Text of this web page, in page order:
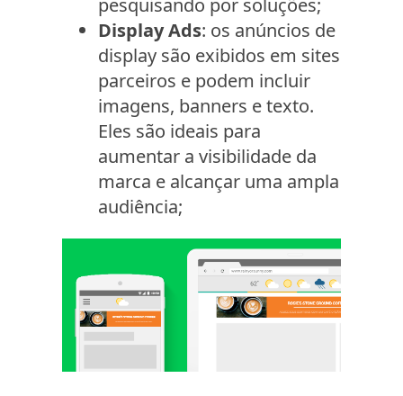
pesquisando por soluções;
Display Ads: os anúncios de
display são exibidos em sites
parceiros e podem incluir
imagens, banners e texto.
Eles são ideais para
aumentar a visibilidade da
marca e alcançar uma ampla
audiência;